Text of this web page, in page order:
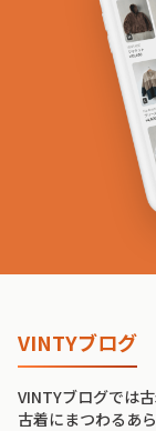
VINTYブログ
VINTYブログでは
古着にまつわるあ